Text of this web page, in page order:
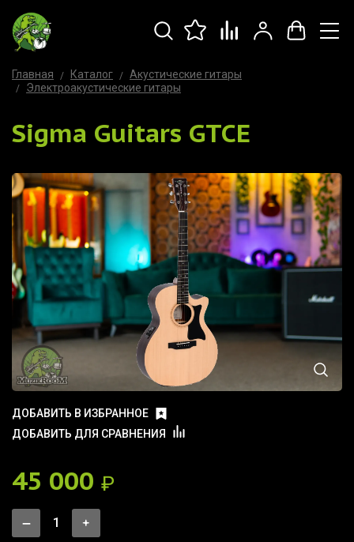
Главная Каталог
Акустические гитары
Электроакустические гитары
Sigma Guitars GTCE
ДОБАВИТЬ В ИЗБРАННОЕ
ДОБАВИТЬ ДЛЯ СРАВНЕНИЯ
45 000 ₽